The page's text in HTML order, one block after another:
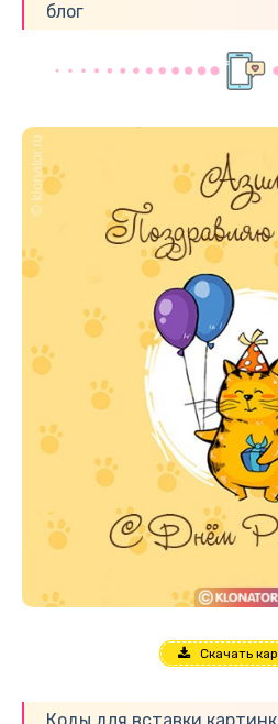
блог
Скачать